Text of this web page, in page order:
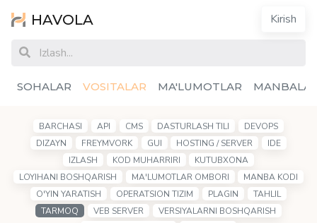
HAVOLA Kirish
SOHALAR VOSITALAR MA'LUMOTLAR
BARCHASI API CMS DASTURLASH TILI
DEVOPS
DIZAYN
FREYMVORK GUI HOSTING / SERVER
IDE
IZLASH
KOD MUHARRIRI
KUTUBXONA
LOYIHANI BOSHQARISH
MA'LUMOTLAR OMBORI
MANBA KODI
O'YIN YARATISH
OPERATSION TIZIM PLAGIN
TAHLIL
TARMOQ
VEB SERVER
VERSIYALARNI BOSHQARISH